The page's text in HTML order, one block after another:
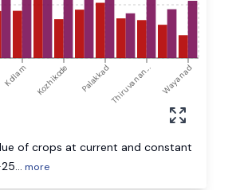
Kollam Kozhikode PalakkadThiruvanan... Wayanad
of crops at current and constant
... more